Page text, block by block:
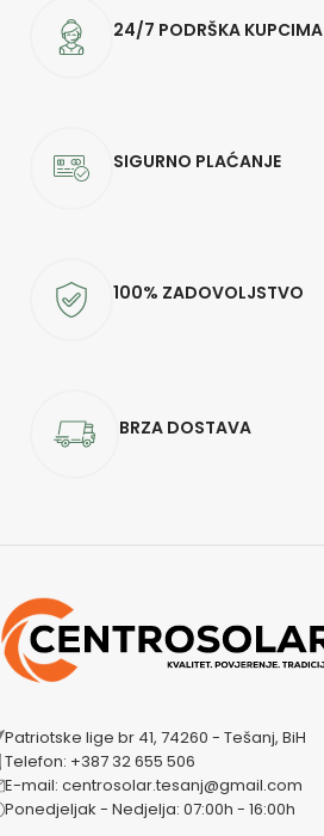
24/7 PODRŠKA KUPCIMA
SIGURNO PLAĆANJE
100% ZADOVOLJSTVO
BRZA DOSTAVA
Patriotske lige br 41, 74260 - Tešanj, BiH
Telefon: +387 32 655 506
E-mail: centrosolar.tesanj@gmail.com
Ponedjeljak - Nedjelja: 07:00h - 16:00h